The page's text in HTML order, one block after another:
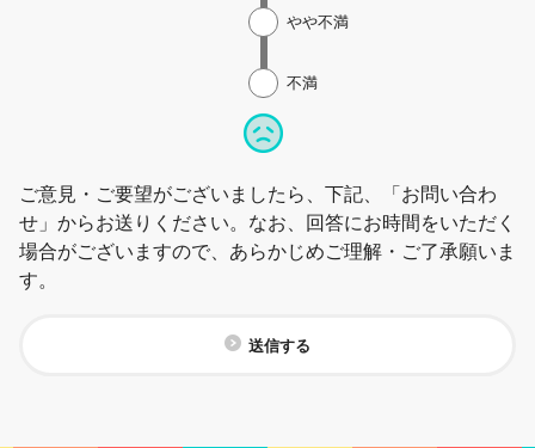
不満
やや不満
ご意見・ご要望がございましたら、下記、「お問い合わ
せ」からお送りください。なお、回答にお時間をいただく
場合がございますので、あらかじめご理解・ご了承願いま
す。
送信する